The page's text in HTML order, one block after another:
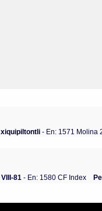
xiquipiltontli- En: 1571 Molina
VIII-81 - En: 1580 CF Index